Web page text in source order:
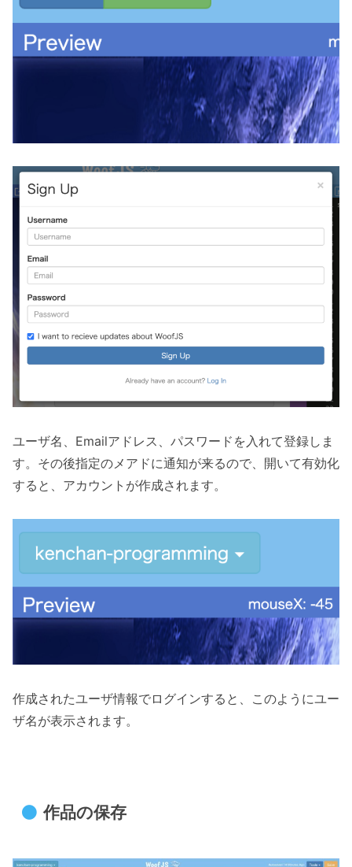
ユーザ名、Emailアドレス、パスワードを入れて登録しま
す。その後指定のメアドに通知が来るので、開いて有効化
すると、アカウントが作成されます。
作成されたユーザ情報でログインすると、このようにユー
ザ名が表示されます。
作品の保存